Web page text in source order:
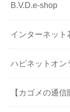
B.V.D.e-shop
インターネット
ハピネットオン
【カゴメの通